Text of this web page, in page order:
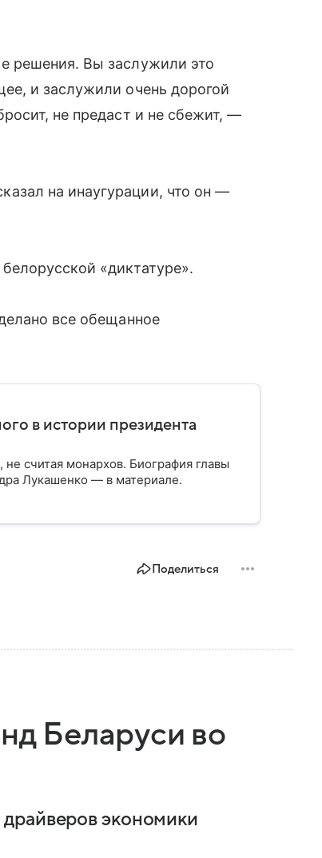
решения. Вы заслужили это
и заслужили очень дорогой
не предаст и не сбежит, —
на инаугурации, что он —
«диктатуре».
все обещанное
в истории президента
считая монархов. Биография главы
Лукашенко — в материале.
Поделиться
Беларуси во
драйверов экономики